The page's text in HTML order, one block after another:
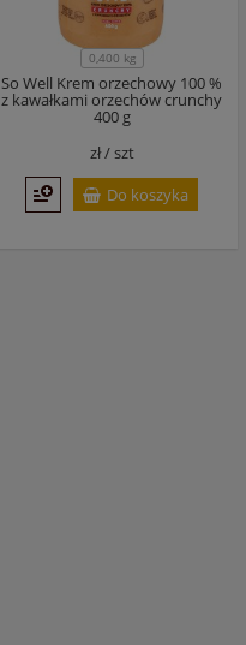
0,400 kg
So Well Krem orzechowy 100 %
z kawałkami orzechów crunchy
400 g
zł /szt
Do koszyka